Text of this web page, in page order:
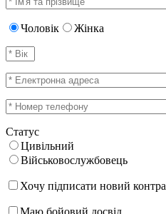
Чоловік Жінка
Статус
Цивільний
Військовослужбовець
Хочу підписати новий
Маю бойовий досвід